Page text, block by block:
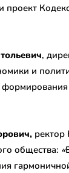
,
и
ректор
общества: «